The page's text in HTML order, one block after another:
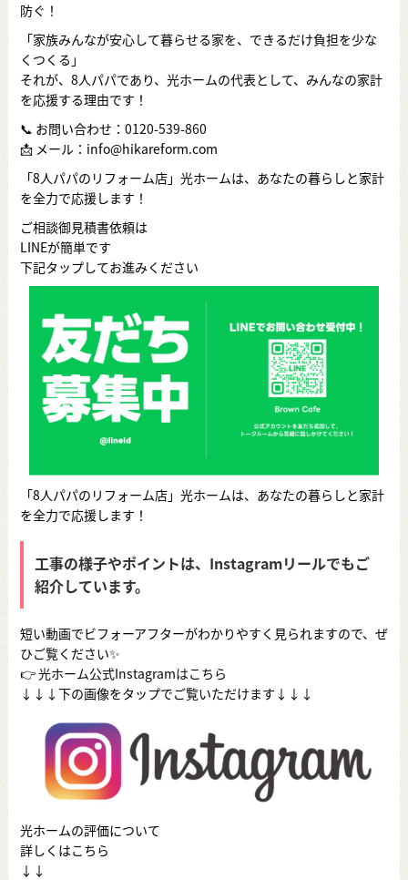
防ぐ！
「家族みんなが安心して暮らせる家を、できるだけ負担を少な
くつくる」
それが、8人パパであり、光ホームの代表として、みんなの家計
を応援する理由です！
📞 お問い合わせ： 0120-539-860
📩 メール：info@hikareform.com
「8人パパのリフォーム店」光ホームは、あなたの暮らしと家計
を全力で応援します！
ご相談御見積書依頼は
LINEが簡単です
下記タップしてお進みください
「8人パパのリフォーム店」光ホームは、あなたの暮らしと家計
を全力で応援します！
工事の様子やポイントは、Instagramリールでもご
紹介しています。
短い動画でビフォーアフターがわかりやすく見られますので、ぜ
ひご覧ください✨
👉光ホーム公式Instagramはこちら
↓↓↓下の画像をタップでご覧いただけます↓↓↓
光ホームの評価について
詳しくはこちら
↓↓